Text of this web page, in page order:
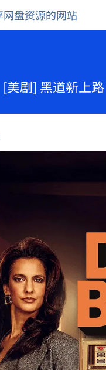
盘资源的网站
[美剧] 黑道新上